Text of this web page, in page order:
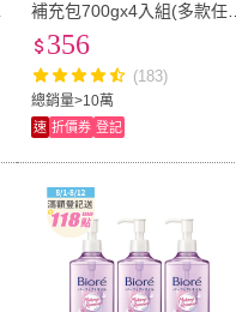
補充包700gx4入組(多款任
選)
總銷量>10萬
356
(183)
速 折價券 登記